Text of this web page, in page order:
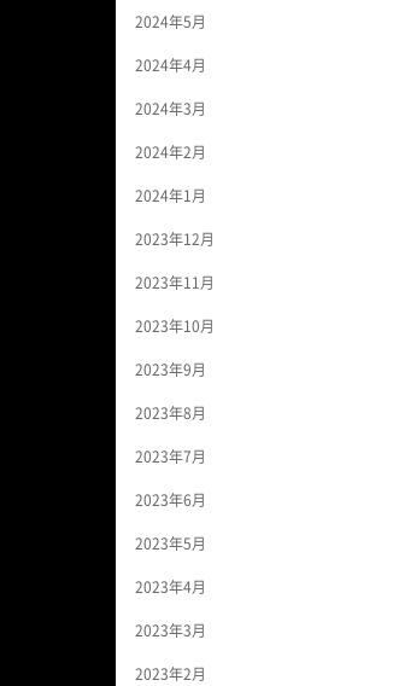
2024年5月
2024年4月
2024年3月
2024年2月
2024年1月
2023年12月
2023年11月
2023年10月
2023年9月
2023年8月
2023年7月
2023年6月
2023年5月
2023年4月
2023年3月
2023年2月